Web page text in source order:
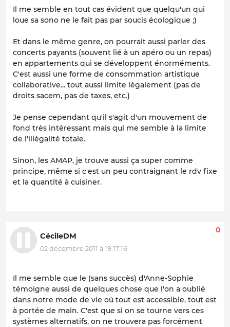
Il me semble en tout cas évident que quelqu'un qui
loue sa sono ne le fait pas par soucis écologique ;)
Et dans le même genre, on pourrait aussi parler des
concerts payants (souvent lié à un apéro ou un repas)
en appartements qui se développent énorméments.
C'est aussi une forme de consommation artistique
collaborative... tout aussi limite légalement (pas de
droits sacem, pas de taxes, etc.)
Je pense cependant qu'il s'agit d'un mouvement de
fond très intéressant mais qui me semble à la limite
de l'illégalité totale.
Sinon, les AMAP, je trouve aussi ça super comme
principe, même si c'est un peu contraignant le rdv fixe
et la quantité à cuisiner.
CécileDM
02 décembre 2011 à 19:17:16
0
Il me semble que le (sans succès) d'Anne-Sophie
témoigne aussi de quelques chose que l'on a oublié
dans notre mode de vie où tout est accessible, tout est
à portée de main. C'est que si on se tourne vers ces
systèmes alternatifs, on ne trouvera pas forcément